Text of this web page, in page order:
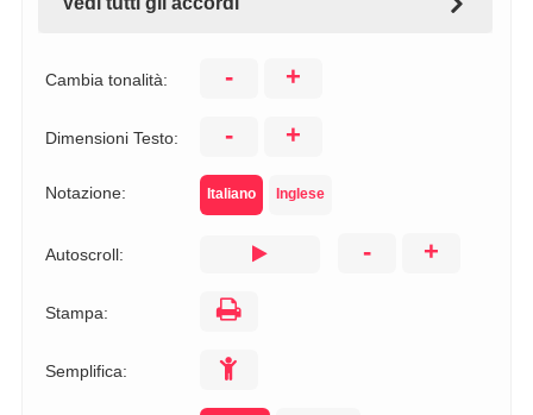
Cambia tonalità: - +
Dimensioni Testo: - +
Notazione: Italiano Inglese
Autoscroll: - +
Stampa:
Semplifica: